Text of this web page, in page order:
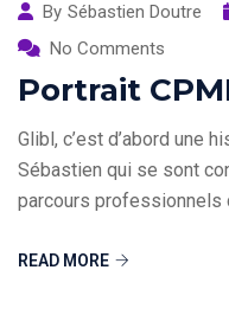
By Sébastien Doutre
No Comments
Portrait
Glibl, c’est d’abord une
Sébastien qui se sont
parcours professionnels
READ MORE